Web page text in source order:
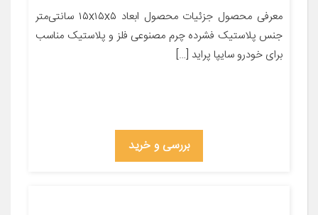
معرفی محصول جزئیات محصول ابعاد ۱۵x۱۵x۵ سانتی‌متر
جنس پلاستیک فشرده چرم مصنوعی فلز و پلاستیک مناسب
برای خودرو سایپا پراید […]
بررسی و خرید